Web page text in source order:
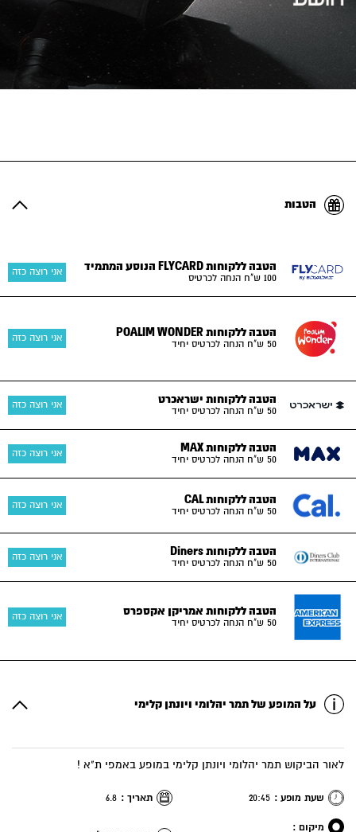
הטבות
הטבה ללקוחות FLYCARD הנוסע המתמיד
100 ש"ח הנחה לכרטיס
אני רוצה כזה
הטבה ללקוחות POALIM WONDER
50 ש"ח הנחה לכרטיס יחיד
אני רוצה כזה
הטבה ללקוחות ישראכרט
50 ש"ח הנחה לכרטיס יחיד
אני רוצה כזה
הטבה ללקוחות MAX
50 ש"ח הנחה לכרטיס יחיד
אני רוצה כזה
הטבה ללקוחות CAL
50 ש"ח הנחה לכרטיס יחיד
אני רוצה כזה
הטבה ללקוחות Diners
50 ש"ח הנחה לכרטיס יחיד
אני רוצה כזה
הטבה ללקוחות אמריקן אקספרס
50 ש"ח הנחה לכרטיס יחיד
אני רוצה כזה
על המופע של תמר יהלומי ויונתן קלימי
לאור הביקוש תמר יהלומי ויונתן קלימי במופע באמפי ת"א !
שעת מופע : 20:45 תאריך : 6.8
מיקום :